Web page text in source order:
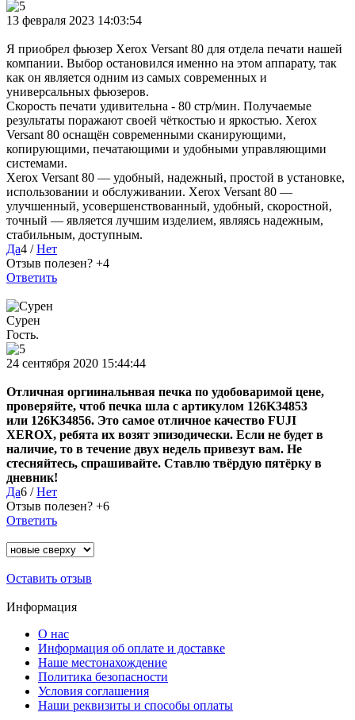
13 февраля 2023 14:03:54
Я приобрел фьюзер Xerox Versant 80 для отдела печати нашей
компании. Выбор остановился именно на этом аппарату, так
как он является одним из самых современных и
универсальных фьюзеров.
Скорость печати удивительна - 80 стр/мин. Получаемые
результаты поражают своей чёткостью и яркостью. Xerox
Versant 80 оснащён современными сканирующими,
копирующими, печатающими и удобными управляющими
системами.
Xerox Versant 80 — удобный, надежный, простой в установке,
использовании и обслуживании. Xerox Versant 80 —
улучшенный, усовершенствованный, удобный, скоростной,
точный — является лучшим изделием, являясь надежным,
стабильным, доступным.
Да4 /Нет
Отзыв полезен? +4
Ответить
Сурен
Гость.
24 сентября 2020 15:44:44
Отличная оргиинальнвая печка по удобоваримой цене,
проверяйте, чтоб печка шла с артикулом 126K34853
или 126K34856. Это самое отличное качество FUJI
XEROX, ребята их возят эпизодически. Если не будет в
наличие, то в течение двух недель привезут вам. Не
стесняйтесь, спрашивайте. Ставлю твёрдую пятёрку в
дневник!
Да6 /Нет
Отзыв полезен? +6
Ответить
Оставить отзыв
Информация
О нас
Информация об оплате и доставке
Наше местонахождение
Политика безопасности
Условия соглашения
Наши реквизиты и способы оплаты